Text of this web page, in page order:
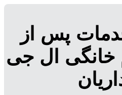
پس از
خانگی ال جی